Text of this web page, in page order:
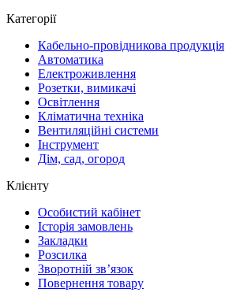
Категорії
Кабельно-провідникова продукція
Автоматика
Електроживлення
Розетки, вимикачі
Освітлення
Кліматична техніка
Вентиляційні системи
Інструмент
Дім, сад, огород
Клієнту
Особистий кабінет
Історія замовлень
Закладки
Розсилка
Зворотній зв’язок
Повернення товару